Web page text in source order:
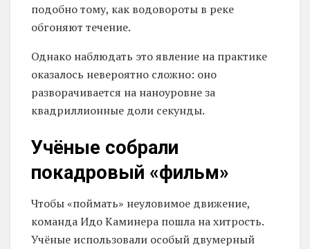
подобно тому, как водовороты в реке
обгоняют течение.
Однако наблюдать это явление на практике
оказалось невероятно сложно: оно
разворачивается на наноуровне за
квадриллионные доли секунды.
Учёные собрали
покадровый «фильм»
Чтобы «поймать» неуловимое движение,
команда Идо Каминера пошла на хитрость.
Учёные использовали особый двумерный